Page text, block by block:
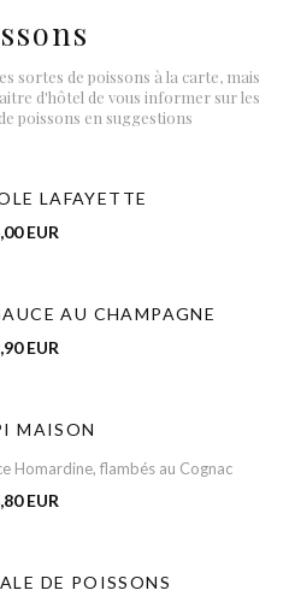
sortes de poissons à la carte, mais
d'hôtel de vous informer sur les
poissons en suggestions
LAFAYETTE
EUR
AU CHAMPAGNE
EUR
MAISON
Homardine, flambés au Cognac
EUR
DE POISSONS